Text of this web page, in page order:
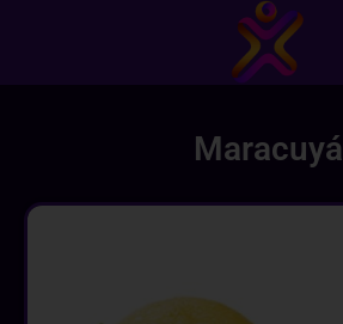
Maracuyá